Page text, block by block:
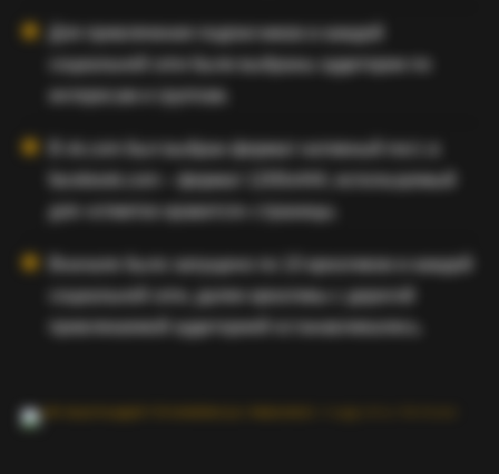
Для привлечения подписчиков в каждой
социальной сети были выбраны аудитории по
интересам и группам.
В vk.com был выбран формат нативный пост, в
facebook.com – формат 1200х444, используемый
для «отметок нравится» страницы.
Вначале было запущено по 10 креативов в каждой
социальной сети, далее креативы с дорогой
привлекаемой аудиторией останавливались.